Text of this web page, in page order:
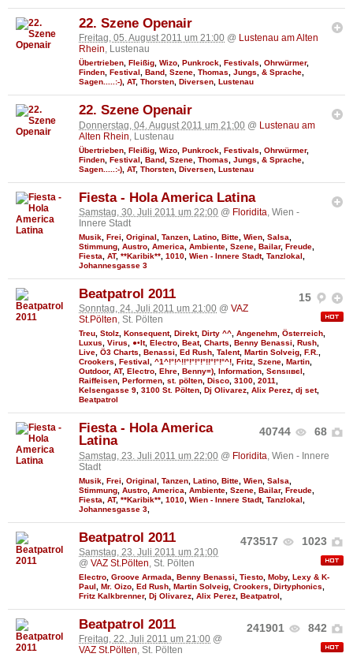
22. Szene Openair
Freitag, 05. August 2011 um 21:00 @ Lustenau am Alten
Rhein, Lustenau
Übertrieben, Fleißig, Wizo, Punkrock, Festivals, Ohrwürmer,
Finden, Festival, Band, Szene, Thomas, Jungs, & Sprache,
Sagen.....:-), AT, Thorsten, Diversen, Lustenau
22. Szene Openair
Donnerstag, 04. August 2011 um 21:00 @ Lustenau am
Alten Rhein , Lustenau
Übertrieben Fleißig Wizo Punkrock Festivals Ohrwürmer,
Finden Festival Band Szene Thomas Jungs & Sprache
Sagen.....:-) AT, Thorsten Diversen Lustenau
Fiesta - Hola America Latina
Samstag, 30. Juli 2011 um 22:00 @ Floridita, Wien -
Innere Stadt
Musik Frei Original Tanzen Latino Bitte Wien Salsa
Stimmung Austro America Ambiente Szene Bailar, Freude
Fiesta
AT, **Karibik** 1010 Wien - Innere Stadt, Tanzlokal
Johannesgasse 3
15
Beatpatrol 2011
Sonntag, 24. Juli 2011 um 21:00 @ VAZ
St.Pölten, St. Pölten
Treu, Stolz, Konsequent, Direkt, Dirty ^^, Angenehm, Österreich,
Luxus, Virus, ●•It, Electro, Beat, Charts, Benny Benassi, Rush,
Live, Ö3 Charts, Benassi, Ed Rush, Talent, Martin Solveig, F.R.,
Crookers, Festival , ^1^!°!^!!°!°!°!°!!°!°!°^!, Fritz, Szene, Martin,
Outdoor, AT, Electro, Ehre, Benny=), Information, Ѕєnѕιιвєl ,
Raiffeisen, Performen, st. pölten, Disco, 3100, 2011,
Kelsengasse 9, 3100 St. Pölten, Dj Olivarez, Alix Perez, dj set,
Beatpatrol
40744 68
Fiesta - Hola America
Latina
Samstag, 23. Juli 2011 um 22:00 @ Floridita , Wien - Innere
Stadt
Musik Frei Original Tanzen Latino Bitte Wien Salsa
Stimmung Austro America Ambiente Szene Bailar, Freude
Fiesta
AT, **Karibik** 1010 Wien - Innere Stadt, Tanzlokal
Johannesgasse 3
473517 1023
Beatpatrol 2011
Samstag, 23. Juli 2011 um 21:00
@ VAZ St.Pölten, St. Pölten
Electro Groove Armada Benny Benassi Tiesto Moby, Lexy & K-
Paul
Mr. Oizo Ed Rush Martin Solveig Crookers Dirtyphonics
Fritz Kalkbrenner, Dj Olivarez Alix Perez Beatpatrol
241901 842
Beatpatrol 2011
Freitag, 22. Juli 2011 um 21:00 @
VAZ St.Pölten, St. Pölten